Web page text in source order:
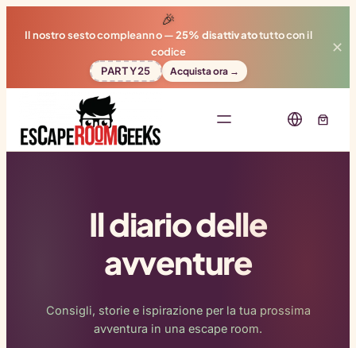
🎉
Il nostro sesto compleanno —25% disattivatotutto con il
codice
PARTY25
Acquista ora →
✕
Il diario delle
avventure
Consigli, storie e ispirazione per la tua prossima
avventura in una escape room.